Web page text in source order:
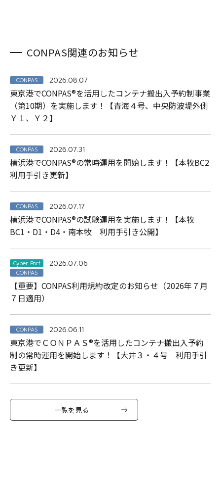
CONPAS関連のお知らせ
CONPAS 2026.08.07
東京港でCONPAS®を活用したコンテナ搬出入予約制事業
（第10期）を実施します！【青海４号、中央防波堤外側
Ｙ１、Ｙ２】
CONPAS 2026.07.31
横浜港でCONPAS®の常時運用を開始します！【本牧BC2
利用手引き更新】
CONPAS 2026.07.17
横浜港でCONPAS®の試験運用を実施します！【本牧
BC1・D1・D4・南本牧 利用手引き公開】
Cyber Port
CONPAS
2026.07.06
【重要】CONPAS利用規約改定のお知らせ（2026年７月
７日適用）
CONPAS 2026.06.11
東京港でＣＯＮＰＡＳ®を活用したコンテナ搬出入予約
制の常時運用を開始します！【大井３・４号 利用手引
き更新】
一覧を見る